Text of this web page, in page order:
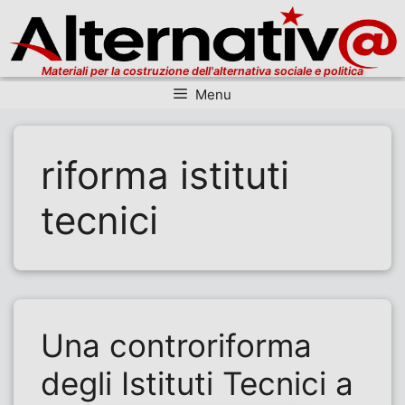
Materiali per la costruzione dell'alternativa sociale e politica
Menu
riforma istituti
tecnici
Una controriforma
degli Istituti Tecnici a